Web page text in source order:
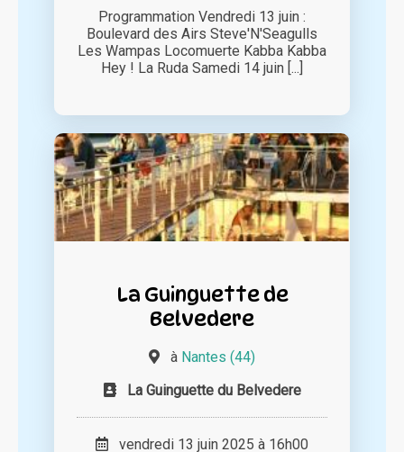
Programmation Vendredi 13 juin :
Boulevard des Airs Steve'N'Seagulls
Les Wampas Locomuerte Kabba Kabba
Hey ! La Ruda Samedi 14 juin [...]
La Guinguette de
Belvedere
à Nantes (44)
La Guinguette du Belvedere
vendredi 13 juin 2025 à 16h00